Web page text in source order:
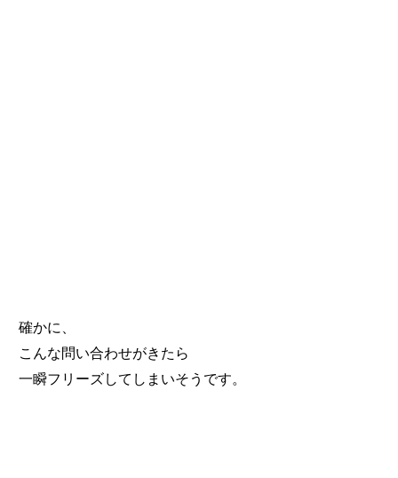
確かに、
こんな問い合わせがきたら
一瞬フリーズしてしまいそうです。